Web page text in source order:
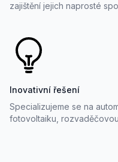
zajištění jejich naprosté
Inovativní řešení
Specializujeme se na
fotovoltaiku,